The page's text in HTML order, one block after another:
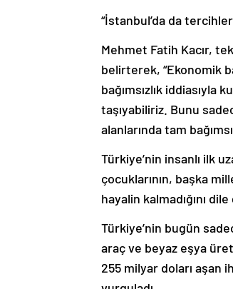
“İstanbul’da da
Mehmet Fatih Kacır,
belirterek, “Ekonomik
bağımsızlık iddiasıyla
taşıyabiliriz. Bunu
alanlarında tam
Türkiye’nin insanlı ilk
çocuklarının, başka
hayalin kalmadığını
Türkiye’nin bugün
araç ve beyaz eşya
255 milyar doları aşan